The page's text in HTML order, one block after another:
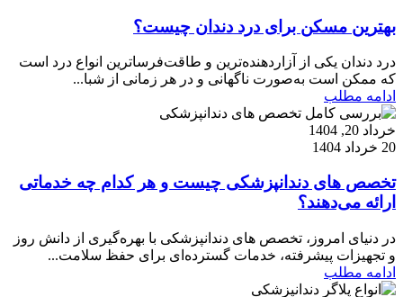
بهترین مسکن برای درد دندان چیست؟
درد دندان یکی از آزاردهنده‌ترین و طاقت‌فرساترین انواع درد است
که ممکن است به‌صورت ناگهانی و در هر زمانی از شبا...
ادامه مطلب
خرداد 20, 1404
20 خرداد 1404
تخصص های دندانپزشکی چیست و هر کدام چه خدماتی
ارائه می‌دهند؟
در دنیای امروز، تخصص های دندانپزشکی با بهره‌گیری از دانش روز
و تجهیزات پیشرفته، خدمات گسترده‌ای برای حفظ سلامت...
ادامه مطلب